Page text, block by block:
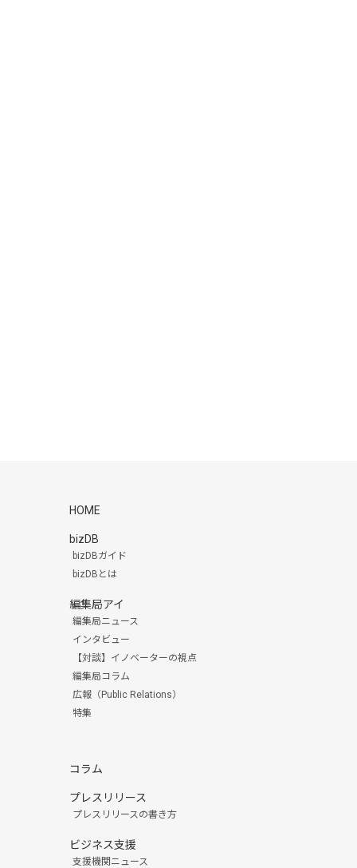
HOME
bizDB
bizDBガイド
bizDBとは
編集局アイ
編集局ニュース
インタビュー
【対談】イノベーターの視点
編集局コラム
広報（Public Relations）
特集
コラム
プレスリリース
プレスリリースの書き方
ビジネス支援
支援機関ニュース